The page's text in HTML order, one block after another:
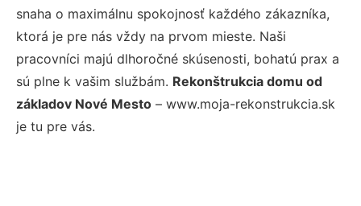
snaha o maximálnu spokojnosť každého zákazníka,
ktorá je pre nás vždy na prvom mieste. Naši
pracovníci majú dlhoročné skúsenosti, bohatú prax a
sú plne k vašim službám. Rekonštrukcia domu od
základov Nové Mesto – www.moja-rekonstrukcia.sk
je tu pre vás.